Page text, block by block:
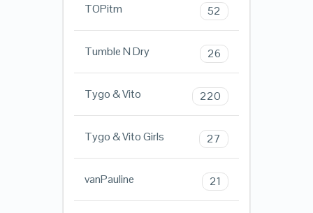
TOPitm 52
Tumble N Dry 26
Tygo & Vito 220
Tygo & Vito Girls 27
vanPauline 21